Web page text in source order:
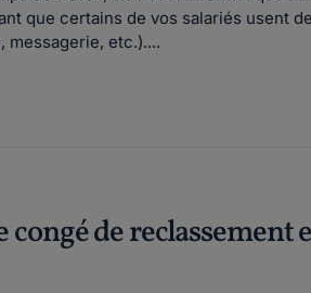
que certains de vos salariés usent
messagerie, etc.)....
de reclassement